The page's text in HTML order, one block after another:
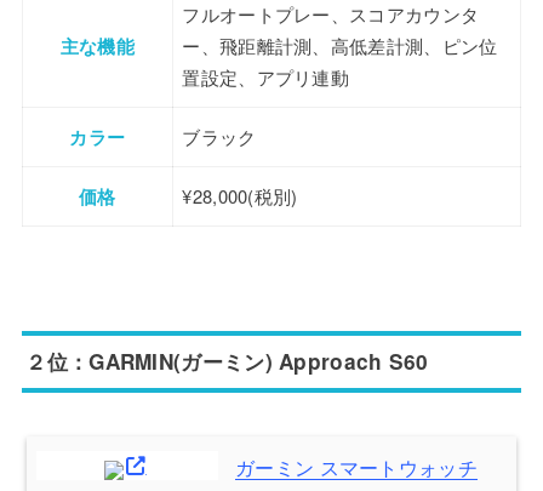
主な機能
フルオートプレー、スコアカウンタ
ー、飛距離計測、高低差計測、ピン位
置設定、アプリ連動
カラー ブラック
価格 ¥28,000(税別)
２位：GARMIN(ガーミン) Approach S60
ガーミン スマートウォッチ